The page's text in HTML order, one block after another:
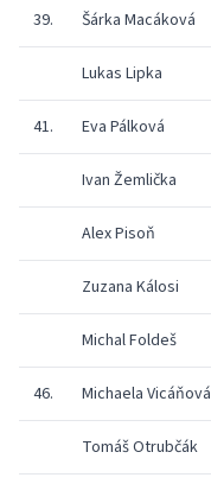
39. Šárka Macáková
Lukas Lipka
41. Eva Pálková
Ivan Žemlička
Alex Pisoň
Zuzana Kálosi
Michal Foldeš
46. Michaela Vicáňová
Tomáš Otrubčák